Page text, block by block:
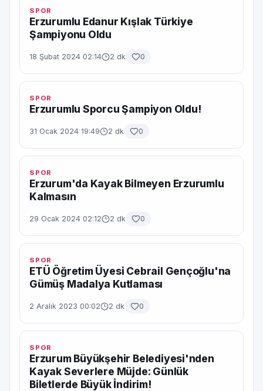
SPOR
Erzurumlu Edanur Kışlak Türkiye
Şampiyonu Oldu
18 Şubat 2024 02:14 2 dk 0
SPOR
Erzurumlu Sporcu Şampiyon Oldu!
31 Ocak 2024 19:49 2 dk 0
SPOR
Erzurum'da Kayak Bilmeyen Erzurumlu
Kalmasın
29 Ocak 2024 02:12 2 dk 0
SPOR
ETÜ Öğretim Üyesi Cebrail Gençoğlu'na
Gümüş Madalya Kutlaması
2 Aralık 2023 00:02 2 dk 0
SPOR
Erzurum Büyükşehir Belediyesi'nden
Kayak Severlere Müjde: Günlük
Biletlerde Büyük İndirim!